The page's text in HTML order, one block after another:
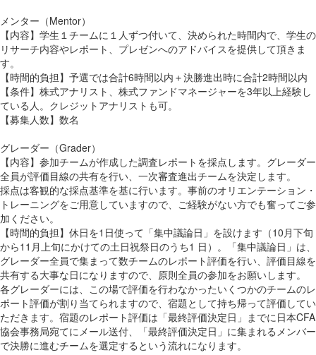
メンター（Mentor）
【内容】学生１チームに１人ずつ付いて、決められた時間内で、学生の
リサーチ内容やレポート、プレゼンへのアドバイスを提供して頂きま
す。
【時間的負担】予選では合計6時間以内＋決勝進出時に合計2時間以内
【条件】株式アナリスト、株式ファンドマネージャーを3年以上経験し
ている人。クレジットアナリストも可。
【募集人数】数名
グレーダー（Grader）
【内容】参加チームが作成した調査レポートを採点します。グレーダー
全員が評価目線の共有を行い、一次審査進出チームを決定します。
採点は客観的な採点基準を基に行います。事前のオリエンテーション・
トレーニングをご用意していますので、ご経験がない方でも奮ってご参
加ください。
【時間的負担】休日を1日使って「集中議論日」を設けます（10月下旬
から11月上旬にかけての土日祝祭日のうち1 日）。「集中議論日」は、
グレーダー全員で集まって数チームのレポート評価を行い、評価目線を
共有する大事な日になりますので、原則全員の参加をお願いします。
各グレーダーには、この場で評価を行わなかったいくつかのチームのレ
ポート評価が割り当てられますので、宿題として持ち帰って評価してい
ただきます。宿題のレポート評価は「最終評価決定日」までに日本CFA
協会事務局宛てにメール送付、「最終評価決定日」に集まれるメンバー
で決勝に進むチームを選定するという流れになります。